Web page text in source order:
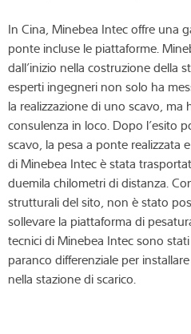
In Cina, Minebea Intec offre una
ponte incluse le piattaforme.
dall’inizio nella costruzione della
esperti ingegneri non solo ha
la realizzazione di uno scavo, ma
consulenza in loco. Dopo l’esito
scavo, la pesa a ponte realizzata
di Minebea Intec è stata
duemila chilometri di distanza.
strutturali del sito, non è stato
sollevare la piattaforma di
tecnici di Minebea Intec sono
paranco differenziale per
nella stazione di scarico.